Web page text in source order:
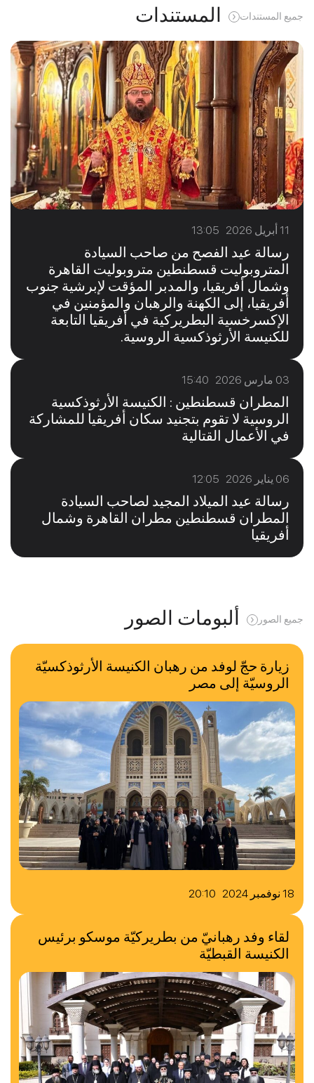
المستندات جميع المستندات
11 أبريل 2026 13:05
رسالة عيد الفصح من صاحب السيادة
المتروبوليت قسطنطين متروبوليت القاهرة
وشمال أفريقيا، والمدبر المؤقت لإبرشية جنوب
أفريقيا، إلى الكهنة والرهبان والمؤمنين في
الإكسرخسية البطريركية في أفريقيا التابعة
للكنيسة الأرثوذكسية الروسية.
03 مارس 2026 15:40
المطران قسطنطين : الكنيسة الأرثوذكسية
الروسية لا تقوم بتجنيد سكان أفريقيا للمشاركة
في الأعمال القتالية
06 يناير 2026 12:05
رسالة عيد الميلاد المجيد لصاحب السيادة
المطران قسطنطين مطران القاهرة وشمال
أفريقيا
ألبومات الصور جميع الصور
18 نوفمبر 2024 20:10
زيارة حجّ لوفد من رهبان الكنيسة الأرثوذكسيّة
الروسيّة إلى مصر
لقاء وفد رهبانيّ من بطريركيّة موسكو برئيس
الكنيسة القبطيّة